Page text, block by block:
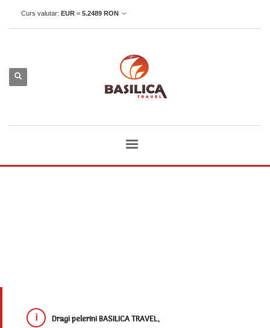
Curs valutar: EUR = 5.2489 RON
Dragi pelerini BASILICA TRAVEL,